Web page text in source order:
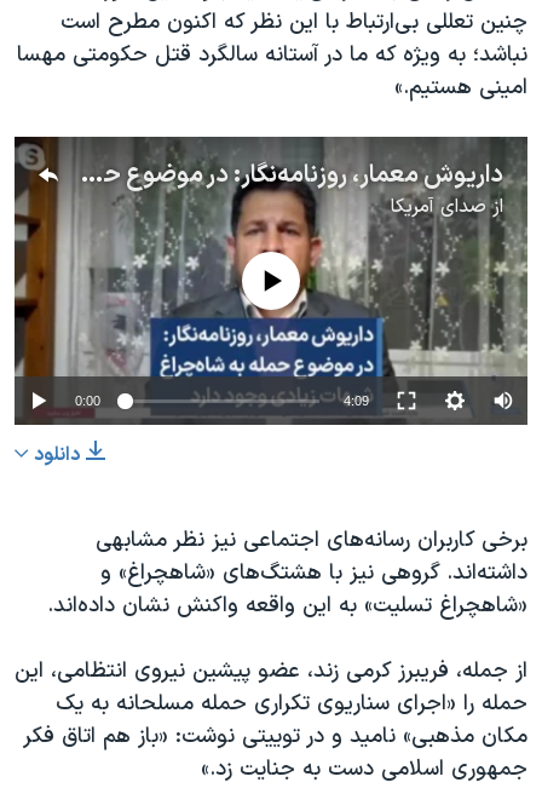
چنین تعللی بی‌ارتباط با این نظر که اکنون مطرح است
نباشد؛ به ویژه که ما در آستانه سالگرد قتل حکومتی مهسا
امینی هستیم.»
داریوش معمار، روزنامه‌نگار: در موضوع حمله به شاه‌چراغ شبهات زیادی وجود دارد
ازصدای آمریکا
No media source currently available
0:00 4:09
دانلود
برخی کاربران رسانه‌های اجتماعی نیز نظر مشابهی
داشته‌اند. گروهی نیز با هشتگ‌های «شاهچراغ» و
«شاهچراغ تسلیت» به این واقعه واکنش نشان داده‌اند.
از جمله، فریبرز کرمی زند، عضو پیشین نیروی انتظامی، این
حمله را «اجرای سناریوی تکراری حمله مسلحانه به یک
مکان مذهبی» نامید و در توییتی نوشت: «باز هم اتاق فکر
جمهوری اسلامی دست به جنایت زد.»